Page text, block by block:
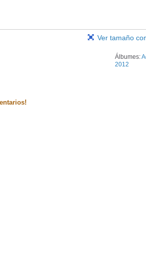
Ver tamaño
Álbumes:
2012